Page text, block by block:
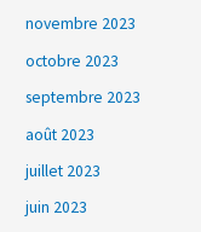
novembre 2023
octobre 2023
septembre 2023
août 2023
juillet 2023
juin 2023